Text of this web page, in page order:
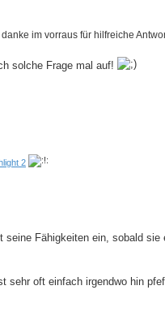
im vorraus für hilfreiche
solche Frage mal auf!
2
Fähigkeiten ein, sobald
sehr oft einfach irgendwo hin